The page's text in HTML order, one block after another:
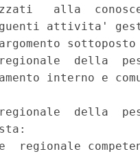
alla
attivita'
della
interno e
della
regionale